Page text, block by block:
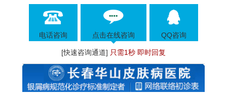
电话咨询 点击在线咨询 QQ咨询
[快速咨询通道] 只需1秒 即时回复